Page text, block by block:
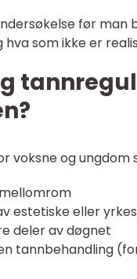
før man
som ikke er
voksne og ungdom
estetiske eller
deler av døgnet
tannbehandling